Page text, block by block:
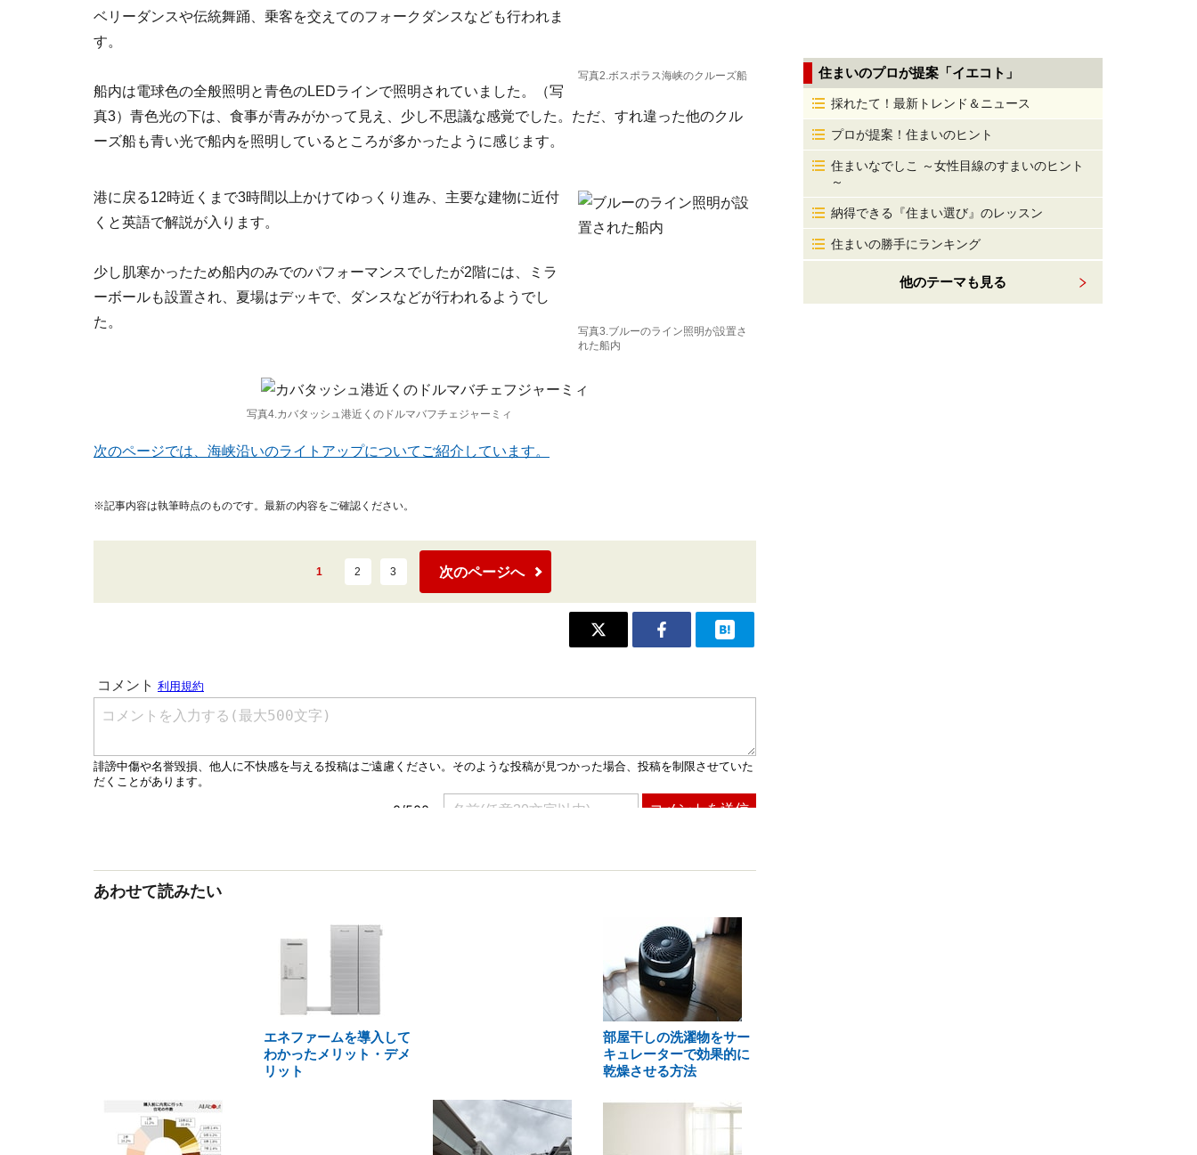
写真2.ボスポラス海峡のクルーズ船
ベリーダンスや伝統舞踊、乗客を交えてのフォークダンスなども行われま
す。
船内は電球色の全般照明と青色のLEDラインで照明されていました。（写
真3）青色光の下は、食事が青みがかって見え、少し不思議な感覚でした。ただ、すれ違った他のクル
ーズ船も青い光で船内を照明しているところが多かったように感じます。
写真3.ブルーのライン照明が設置さ
れた船内
港に戻る12時近くまで3時間以上かけてゆっくり進み、主要な建物に近付
くと英語で解説が入ります。
少し肌寒かったため船内のみでのパフォーマンスでしたが2階には、ミラ
ーボールも設置され、夏場はデッキで、ダンスなどが行われるようでし
た。
写真4.カバタッシュ港近くのドルマバフチェジャーミィ
次のページでは、海峡沿いのライトアップについてご紹介しています。
※記事内容は執筆時点のものです。最新の内容をご確認ください。
1 2 3 次のページへ
あわせて読みたい
エネファームを導入して
わかったメリット・デメ
リット
部屋干しの洗濯物をサー
キュレーターで効果的に
乾燥させる方法
住まいのプロが提案「イエコト」
採れたて！最新トレンド＆ニュース
プロが提案！住まいのヒント
住まいなでしこ ～女性目線のすまいのヒント
～
納得できる『住まい選び』のレッスン
住まいの勝手にランキング
他のテーマも見る